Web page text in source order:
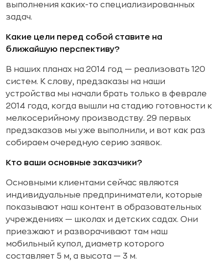
выполнения каких-то специализированных
задач.
Какие цели перед собой ставите на
ближайшую перспективу?
В наших планах на 2014 год — реализовать 120
систем. К слову, предзаказы на наши
устройства мы начали брать только в феврале
2014 года, когда вышли на стадию готовности к
мелкосерийному производству. 29 первых
предзаказов мы уже выполнили, и вот как раз
собираем очередную серию заявок.
Кто ваши основные заказчики?
Основными клиентами сейчас являются
индивидуальные предприниматели, которые
показывают наш контент в образовательных
учреждениях — школах и детских садах. Они
приезжают и разворачивают там наш
мобильный купол, диаметр которого
составляет 5 м, а высота — 3 м.